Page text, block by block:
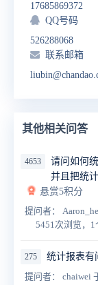
17685869372
QQ号码
526288068
联系邮箱
其他相关问答
4653
请问如何
并且把统
悬赏5积分
提问者： Aaron_he
5451次浏览，1
275 统计报表有
提问者： chaiwei